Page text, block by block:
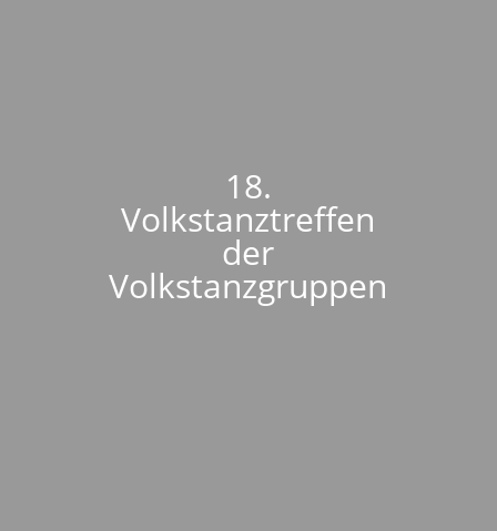
18.
Volkstanztreffen
der
Volkstanzgruppen